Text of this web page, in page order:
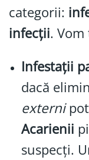
categorii:
infecții.
Infestații
dacă
externipot
Acarienii
suspecți.